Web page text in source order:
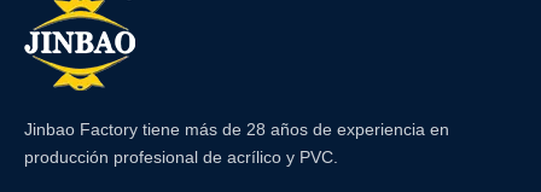
Jinbao Factory tiene más de 28 años de experiencia en
producción profesional de acrílico y PVC.